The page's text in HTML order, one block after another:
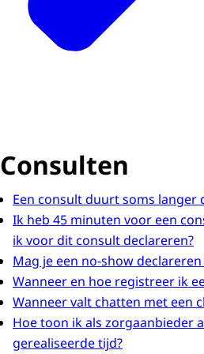
Consulten
Een consult duurt soms langer
Ik heb 45 minuten voor een
ik voor dit consult declareren?
Mag je een no-show
Wanneer en hoe registreer ik
Wanneer valt chatten met een
Hoe toon ik als zorgaanbieder
gerealiseerde tijd?